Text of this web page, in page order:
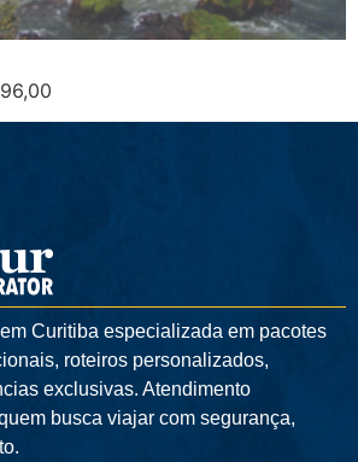
Curitiba especializada em pacotes
roteiros personalizados,
exclusivas. Atendimento
busca viajar com segurança,